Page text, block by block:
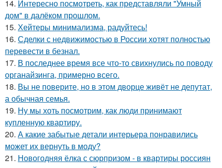
14. Интересно посмотреть, как представляли "Умный
дом" в далёком прошлом.
15. Хейтеры минимализма, радуйтесь!
16. Сделки с недвижимостью в России хотят полностью
перевести в безнал.
17. В последнее время все что-то свихнулись по поводу
органайзинга, примерно всего.
18. Вы не поверите, но в этом дворце живёт не депутат,
а обычная семья.
19. Ну мы хоть посмотрим, как люди принимают
купленную квартиру.
20. А какие забытые детали интерьера понравились
может их вернуть в моду?
21. Новогодняя ёлка с сюрпризом - в квартиры россиян